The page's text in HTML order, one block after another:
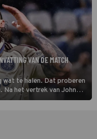
VAN DE MATCH
wat te halen. Dat proberen
Na het vertrek van John
Óscar García voor de